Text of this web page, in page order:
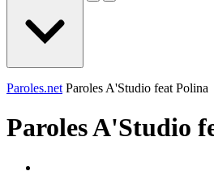
Paroles.net Paroles A'Studio feat Polina
ParolesA'Studio